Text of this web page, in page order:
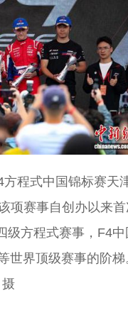
程式中国锦标赛天
项赛事自创办以来
级方程式赛事，F4
世界顶级赛事的阶梯